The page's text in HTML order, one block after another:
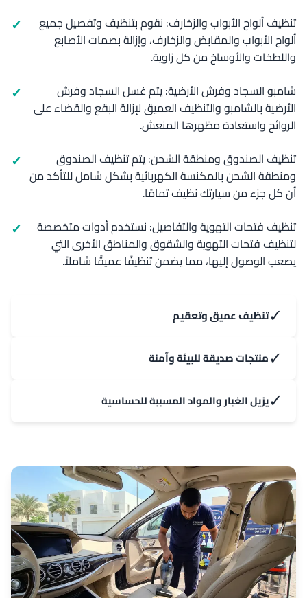
تنظيف ألواح الأبواب والزخارف: نقوم بتنظيف وتفصيل جميع
ألواح الأبواب والمقابض والزخارف، وإزالة بصمات الأصابع
واللطخات والأوساخ من كل زاوية.
شامبو السجاد وفرش الأرضية: يتم غسل السجاد وفرش
الأرضية بالشامبو والتنظيف العميق لإزالة البقع والقضاء على
الروائح واستعادة مظهرها المنعش.
تنظيف الصندوق ومنطقة الشحن: يتم تنظيف الصندوق
ومنطقة الشحن بالمكنسة الكهربائية بشكل شامل للتأكد من
أن كل جزء من سيارتك نظيف تمامًا.
تنظيف فتحات التهوية والتفاصيل: نستخدم أدوات متخصصة
لتنظيف فتحات التهوية والشقوق والمناطق الأخرى التي
يصعب الوصول إليها، مما يضمن تنظيفًا عميقًا شاملاً.
✓تنظيف عميق وتعقيم
✓منتجات صديقة للبيئة وآمنة
✓يزيل الغبار والمواد المسببة للحساسية